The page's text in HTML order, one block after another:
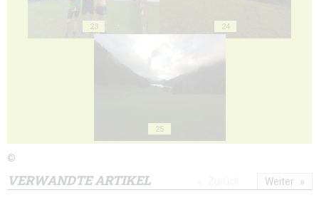
23 24
25
©
VERWANDTE ARTIKEL Weiter